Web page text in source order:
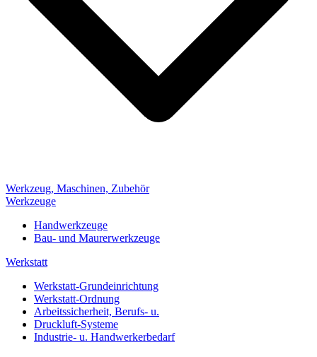
Werkzeug, Maschinen, Zubehör
Werkzeuge
Handwerkzeuge
Bau- und Maurerwerkzeuge
Werkstatt
Werkstatt-Grundeinrichtung
Werkstatt-Ordnung
Arbeitssicherheit, Berufs- u.
Druckluft-Systeme
Industrie- u. Handwerkerbedarf